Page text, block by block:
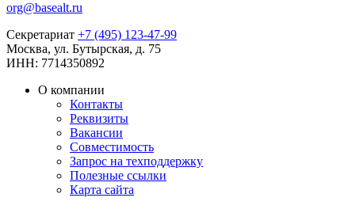
org@basealt.ru
Секретариат +7 (495) 123-47-99
Москва, ул. Бутырская, д. 75
ИНН: 7714350892
О компании
Контакты
Реквизиты
Вакансии
Совместимость
Запрос на техподдержку
Полезные ссылки
Карта сайта